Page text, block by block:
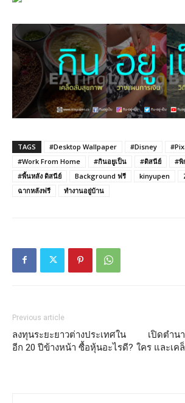
TAGS #Desktop Wallpaper #Disney
#Work From Home
#กินอยูเป็น #ดิสนีย์
#พิ
#พื้นหลัง ดิสนีย์
Background ฟรี kinyupen
ฉากหลังฟรี
ทำงานอยู่บ้าน
Previous article
ลงทุนระยะยาวต่างประเทศใน
อีก 20 ปีข้างหน้า ซื้อหุ้นอะไรดี?
เปิดตำน
ใคร และเค